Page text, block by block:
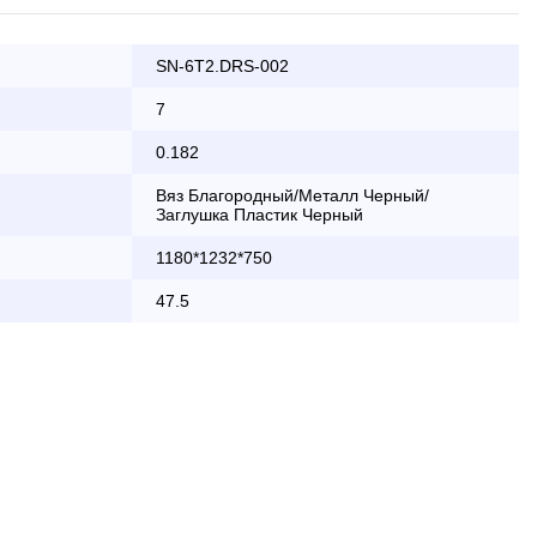
SN-6T2.DRS-002
7
0.182
Вяз Благородный/Металл Черный/
Заглушка Пластик Черный
1180*1232*750
47.5
осуществляется в будние дни
с 8:30 до 18:00
заказа банковской картой